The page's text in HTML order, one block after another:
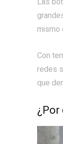
mismo
Con
redes
que